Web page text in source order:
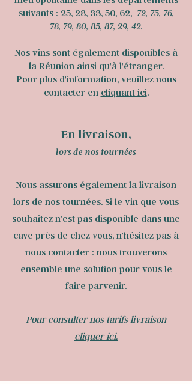
suivants : 25, 28, 33, 50, 62, 72, 75, 76,
78, 79, 80, 85, 87, 29, 42.
Nos vins sont également disponibles à
la Réunion ainsi qu'à l'étranger.
Pour plus d'information, veuillez nous
contacter en cliquant ici.
En livraison,
lors de nos tournées
Nous assurons également la livraison
lors de nos tournées. Si le vin que vous
souhaitez n’est pas disponible dans une
cave près de chez vous, n’hésitez pas à
nous contacter : nous trouverons
ensemble une solution pour vous le
faire parvenir.
Pour consulter nos tarifs livraison
cliquer ici.